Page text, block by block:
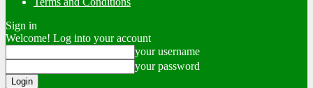
Sign in
Welcome! Log into your account
your username
your password